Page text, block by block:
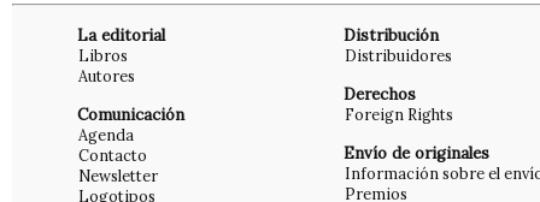
La editorial
Libros
Autores
Comunicación
Agenda
Contacto
Newsletter
Logotipos
Distribución
Distribuidores
Derechos
Foreign Rights
Envío de originales
Información sobre el
Premios